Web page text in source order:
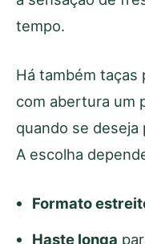
tempo.
Há também taças
com abertura um
quando se deseja
A escolha
Formato
Haste longa